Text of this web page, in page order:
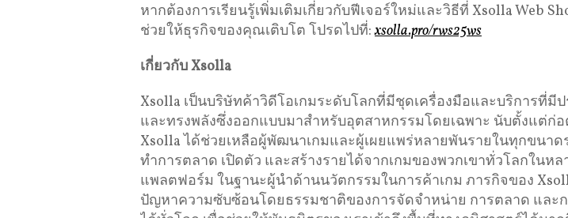
หากต้องการเรียนรู้เพิ่มเติมเกี่ยวกับฟีเจอร์ใหม่และวิธีที่ Xsolla Web
ช่วยให้ธุรกิจของคุณเติบโต โปรดไปที่:xsolla.pro/rws25ws
เกี่ยวกับXsolla
Xsolla เป็นบริษัทค้าวิดีโอเกมระดับโลกที่มีชุดเครื่องมือและบริการที่มี
และทรงพลังซึ่งออกแบบมาสำหรับอุตสาหกรรมโดยเฉพาะ นับตั้งแต่ก่อ
Xsolla ได้ช่วยเหลือผู้พัฒนาเกมและผู้เผยแพร่หลายพันรายในทุกขนา
ทำการตลาด เปิดตัว และสร้างรายได้จากเกมของพวกเขาทั่วโลกในหล
แพลตฟอร์ม ในฐานะผู้นำด้านนวัตกรรมในการค้าเกม ภารกิจของ
ปัญหาความซับซ้อนโดยธรรมชาติของการจัดจำหน่าย การตลาด และก